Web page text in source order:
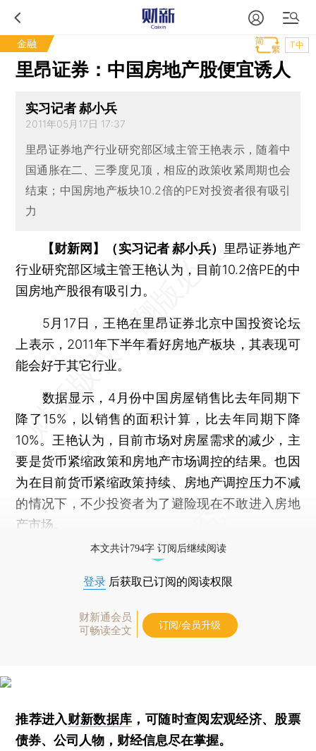
金融 T中
里昂证券：中国房地产股便宜诱人
实习记者 郝小兵
2011年05月17日 17:37
里昂证券地产行业研究部区域主管王艳表示，随着中
国通胀在二、三季度见顶，相应的政策收紧周期也会
结束；中国房地产板块10.2倍的PE对投资者很有吸引
力
【财新网】（实习记者 郝小兵）
里昂证券地产
行业研究部区域主管王艳认为，目前10.2倍PE的中
国房地产股很有吸引力。
5月17日，王艳在里昂证券北京中国投资论坛
上表示，2011年下半年看好房地产板块，其表现可
能会好于其它行业。
数据显示，4月份中国房屋销售比去年同期下
降了15%，以销售的面积计算，比去年同期下降
10%。王艳认为，目前市场对房屋需求的减少，主
要是货币紧缩政策和房地产市场调控的结果。也因
为在目前货币紧缩政策持续、房地产调控压力不减
的情况下，不少投资者为了避险现在不敢进入房地
产市场。
本文共计794字 订阅后继续阅读
登录 后获取已订阅的阅读权限
财新通会员
可畅读全文
订阅/会员升级
推荐进入财新数据库 ，可随时查阅宏观经济、股票
债券、公司人物，财经信息尽在掌握。